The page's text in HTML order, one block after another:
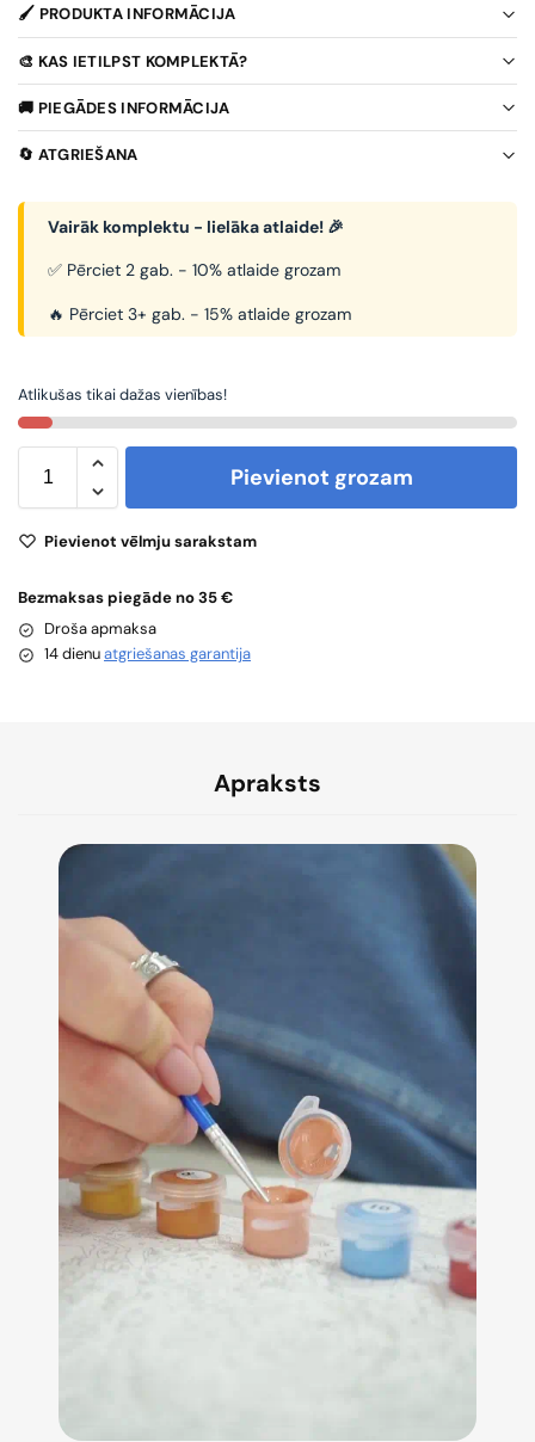
🖌️ PRODUKTA INFORMĀCIJA
🎨 KAS IETILPST KOMPLEKTĀ?
🚚 PIEGĀDES INFORMĀCIJA
🔄 ATGRIEŠANA
Vairāk komplektu - lielāka atlaide! 🎉
✅ Pērciet 2 gab. - 10% atlaide grozam
🔥 Pērciet 3+ gab. - 15% atlaide grozam
Atlikušas tikai dažas vienības!
Pievienot grozam
Pievienot vēlmju sarakstam
Bezmaksas piegāde no 35 €
Droša apmaksa
14 dienuatgriešanas garantija
Apraksts